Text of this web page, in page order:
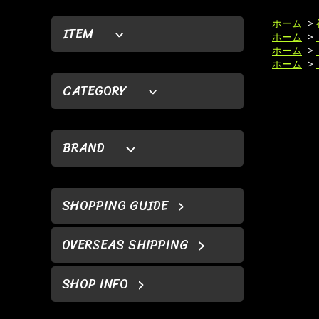
ITEM
CATEGORY
BRAND
SHOPPING GUIDE
OVERSEAS SHIPPING
SHOP INFO
ホーム >
ホーム >
ホーム >
ホーム >